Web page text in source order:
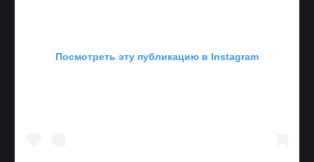
Посмотреть эту публикацию в Instagram